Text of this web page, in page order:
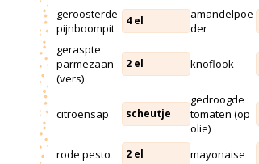
geroosterde
pijnboompit
4 el
amandelpoe
der
geraspte
parmezaan
(vers)
2 el knoflook
citroensap scheutje
gedroogde
tomaten (op
olie)
rode pesto 2 el mayonaise